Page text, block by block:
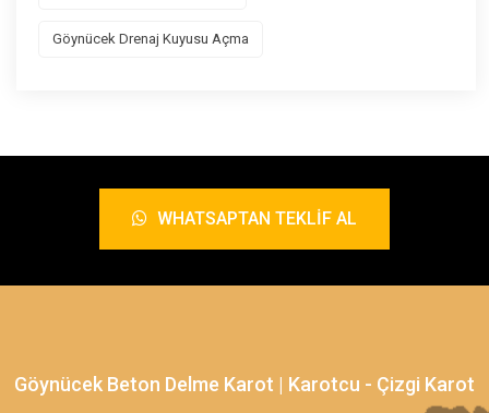
Göynücek Drenaj Kuyusu Açma
WHATSAPTAN TEKLIF AL
Göynücek Beton Delme Karot | Karotcu - Çizgi Karot